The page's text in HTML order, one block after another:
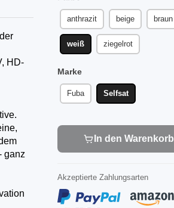
HD-
ganz
anthrazit beige braun
weiß ziegelrot
Marke
Fuba Selfsat
In den Warenkorb
Akzeptierte Zahlungsarten